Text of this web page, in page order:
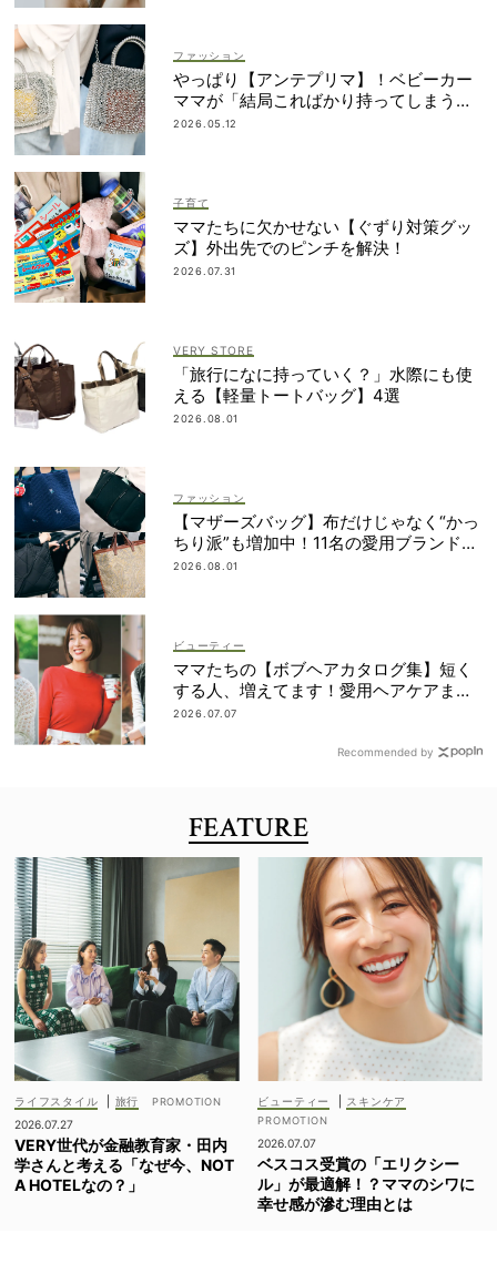
ファッション
やっぱり【アンテプリマ】！ベビーカー
ママが「結局こればかり持ってしまう」
納得の理由
2026.05.12
子育て
ママたちに欠かせない【ぐずり対策グッ
ズ】外出先でのピンチを解決！
2026.07.31
VERY STORE
「旅行になに持っていく？」水際にも使
える【軽量トートバッグ】4選
2026.08.01
ファッション
【マザーズバッグ】布だけじゃなく“かっ
ちり派”も増加中！11名の愛用ブランド
は？
2026.08.01
ビューティー
ママたちの【ボブヘアカタログ集】短く
する人、増えてます！愛用ヘアケアまで
全部見せ
2026.07.07
Recommended by
FEATURE
ライフスタイル
旅行
2026.07.27
VERY世代が金融教育家・田内
学さんと考える「なぜ今、NOT
A HOTELなの？」
ビューティー スキンケア
2026.07.07
ベスコス受賞の「エリクシー
ル」が最適解！？ママのシワに
幸せ感が滲む理由とは